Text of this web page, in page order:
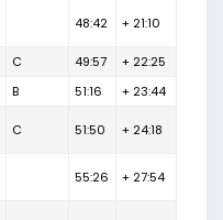
48:42 + 21:10
C 49:57
+ 22:25
B 51:16 + 23:44
C 51:50 + 24:18
55:26 + 27:54